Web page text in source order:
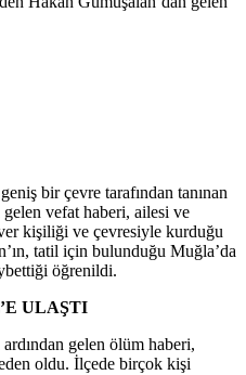
bir çevre tarafından tanınan
vefat haberi, ailesi ve
kişiliği ve çevresiyle kurduğu
tatil için bulunduğu Muğla’da
öğrenildi.
ULAŞTI
gelen ölüm haberi,
oldu. İlçede birçok kişi